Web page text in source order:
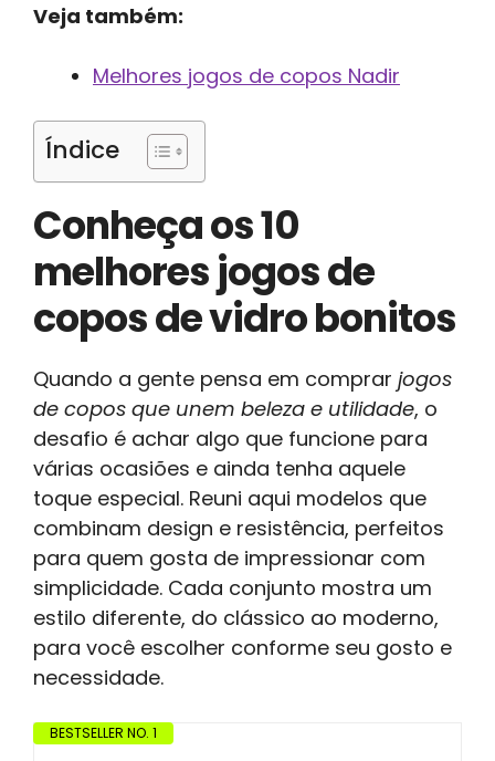
Veja também:
Melhores jogos de copos Nadir
Índice
Conheça os 10
melhores jogos de
copos de vidro bonitos
Quando a gente pensa em comprar jogos
de copos que unem beleza e utilidade, o
desafio é achar algo que funcione para
várias ocasiões e ainda tenha aquele
toque especial. Reuni aqui modelos que
combinam design e resistência, perfeitos
para quem gosta de impressionar com
simplicidade. Cada conjunto mostra um
estilo diferente, do clássico ao moderno,
para você escolher conforme seu gosto e
necessidade.
BESTSELLER NO. 1